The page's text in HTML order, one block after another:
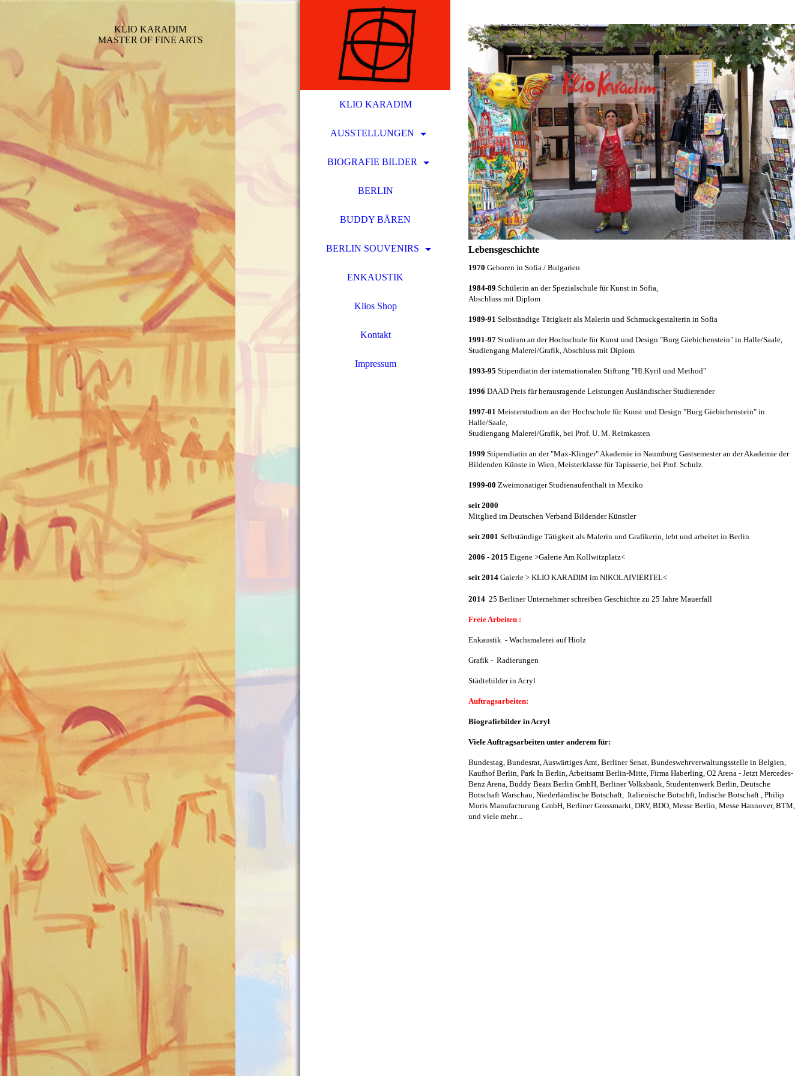
KLIO KARADIM
MASTER OF FINE ARTS
KLIO KARADIM
AUSSTELLUNGEN
BIOGRAFIE BILDER
BERLIN
BUDDY BÄREN
BERLIN SOUVENIRS
ENKAUSTIK
Klios Shop
Kontakt
Impressum
Lebensgeschichte
1970 Geboren in Sofia / Bulgarien
1984-89 Schülerin an der Spezialschule für Kunst in Sofia,
Abschluss mit Diplom
1989-91 Selbständige Tätigkeit als Malerin und Schmuckgestalterin in Sofia
1991-97 Studium an der Hochschule für Kunst und Design "Burg Giebichenstein" in Halle/Saale,
Studiengang Malerei/Grafik, Abschluss mit Diplom
1993-95 Stipendiatin der internationalen Stiftung "Hl.Kyril und Method"
1996 DAAD Preis für herausragende Leistungen Ausländischer Studierender
1997-01 Meisterstudium an der Hochschule für Kunst und Design "Burg Giebichenstein" in
Halle/Saale,
Studiengang Malerei/Grafik, bei Prof. U. M. Reimkasten
1999 Stipendiatin an der "Max-Klinger" Akademie in Naumburg Gastsemester an der Akademie der
Bildenden Künste in Wien, Meisterklasse für Tapisserie, bei Prof. Schulz
1999-00 Zweimonatiger Studienaufenthalt in Mexiko
seit 2000
Mitglied im Deutschen Verband Bildender Künstler
seit 2001 Selbständige Tätigkeit als Malerin und Grafikerin, lebt und arbeitet in Berlin
2006 - 2015 Eigene >Galerie Am Kollwitzplatz<
seit 2014 Galerie > KLIO KARADIM im NIKOLAIVIERTEL<
2014 25 Berliner Unternehmer schreiben Geschichte zu 25 Jahre Mauerfall
Freie Arbeiten :
Enkaustik - Wachsmalerei auf Hiolz
Grafik - Radierungen
Städtebilder in Acryl
Auftragsarbeiten:
Biografiebilder in Acryl
Viele Auftragsarbeiten unter anderem für:
Bundestag, Bundesrat, Auswärtiges Amt, Berliner Senat, Bundeswehrverwaltungsstelle in Belgien,
Kaufhof Berlin, Park In Berlin, Arbeitsamt Berlin-Mitte, Firma Haberling, O2 Arena - Jetzt Mercedes-
Benz Arena, Buddy Bears Berlin GmbH, Berliner Volksbank, Studentenwerk Berlin, Deutsche
Botschaft Warschau, Niederländische Botschaft, Italienische Botschft, Indische Botschaft , Philip
Moris Manufacturung GmbH, Berliner Grossmarkt, DRV, BDO, Messe Berlin, Messe Hannover, BTM,
und viele mehr.. .